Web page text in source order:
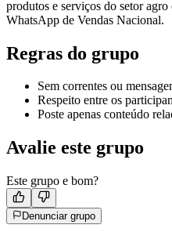
produtos e serviços do setor
WhatsApp de Vendas Nacional.
Regras do grupo
Sem correntes ou
Respeito entre os
Poste apenas conteúdo
Avalie este grupo
Este grupo e bom?
Denunciar grupo